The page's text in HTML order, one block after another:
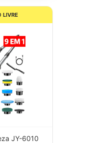
LIVRE
JY-6010